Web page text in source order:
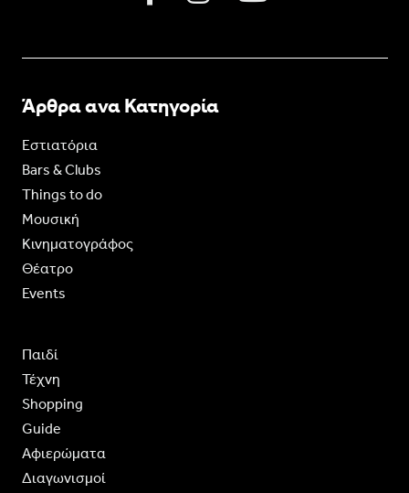
Άρθρα ανα Κατηγορία
Εστιατόρια
Bars & Clubs
Things to do
Moυσική
Κινηματογράφος
Θέατρο
Events
Παιδί
Τέχνη
Shopping
Guide
Aφιερώματα
Διαγωνισμοί